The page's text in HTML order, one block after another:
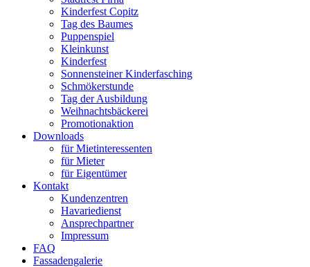
Kinderfest Copitz
Tag des Baumes
Puppenspiel
Kleinkunst
Kinderfest
Sonnensteiner Kinderfasching
Schmökerstunde
Tag der Ausbildung
Weihnachtsbäckerei
Promotionaktion
Downloads
für Mietinteressenten
für Mieter
für Eigentümer
Kontakt
Kundenzentren
Havariedienst
Ansprechpartner
Impressum
FAQ
Fassadengalerie